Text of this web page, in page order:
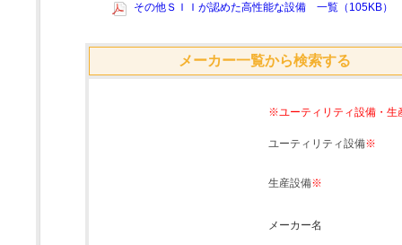
その他ＳＩＩが認めた高性能な設備 一覧（105KB）
メーカー一覧から検索する
※ユーティリティ設備・生
ユーティリティ設備※
生産設備※
メーカー名